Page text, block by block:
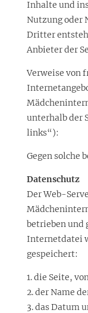
Inhalte und
Nutzung oder
Dritter
Anbieter der
Verweise von
unterhalb der
links“):
Gegen solche
Datenschutz
Der Web-
betrieben und
Internetdatei
gespeichert:
1. die Seite,
2. der Name
3. das Datum